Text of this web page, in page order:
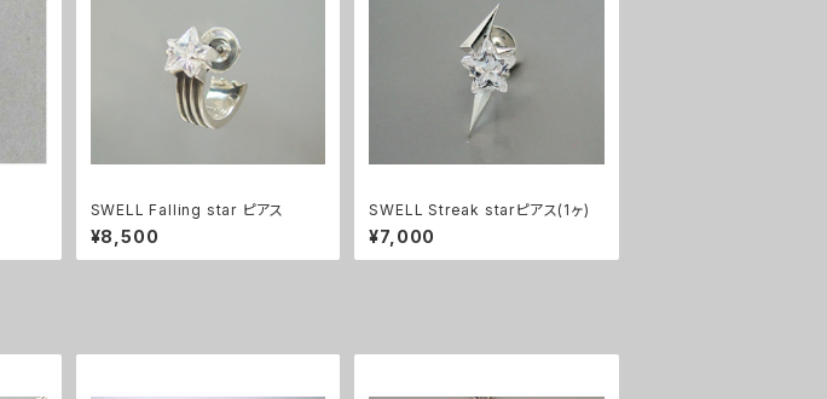
SWELL Falling star ピアス
¥8,500
SWELL Streak starピアス(1ヶ)
¥7,000